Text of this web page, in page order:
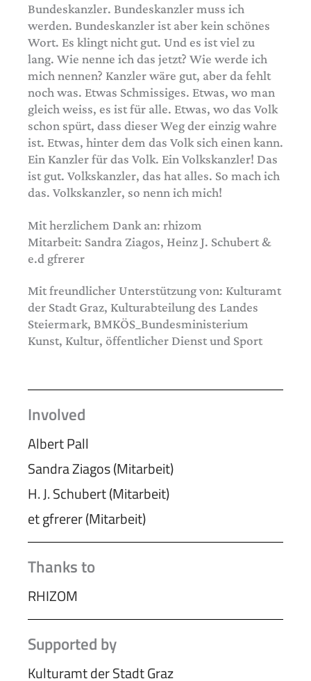
Bundeskanzler. Bundeskanzler muss ich
werden. Bundeskanzler ist aber kein schönes
Wort. Es klingt nicht gut. Und es ist viel zu
lang. Wie nenne ich das jetzt? Wie werde ich
mich nennen? Kanzler wäre gut, aber da fehlt
noch was. Etwas Schmissiges. Etwas, wo man
gleich weiss, es ist für alle. Etwas, wo das Volk
schon spürt, dass dieser Weg der einzig wahre
ist. Etwas, hinter dem das Volk sich einen kann.
Ein Kanzler für das Volk. Ein Volkskanzler! Das
ist gut. Volkskanzler, das hat alles. So mach ich
das. Volkskanzler, so nenn ich mich!
Mit herzlichem Dank an: rhizom
Mitarbeit: Sandra Ziagos, Heinz J. Schubert &
e.d gfrerer
Mit freundlicher Unterstützung von: Kulturamt
der Stadt Graz, Kulturabteilung des Landes
Steiermark, BMKÖS_Bundesministerium
Kunst, Kultur, öffentlicher Dienst und Sport
Involved
Albert Pall
Sandra Ziagos (Mitarbeit)
H. J. Schubert (Mitarbeit)
et gfrerer (Mitarbeit)
Thanks to
RHIZOM
Supported by
Kulturamt der Stadt Graz